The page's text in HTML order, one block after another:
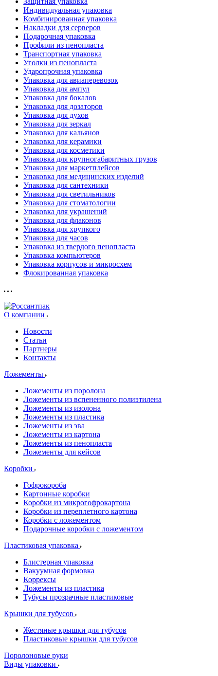
Индивидуальная упаковка
Комбинированная упаковка
Накладки для серверов
Подарочная упаковка
Профили из пенопласта
Транспортная упаковка
Уголки из пенопласта
Ударопрочная упаковка
Упаковка для авиаперевозок
Упаковка для ампул
Упаковка для бокалов
Упаковка для дозаторов
Упаковка для духов
Упаковка для зеркал
Упаковка для кальянов
Упаковка для керамики
Упаковка для косметики
Упаковка для крупногабаритных грузов
Упаковка для маркетплейсов
Упаковка для медицинских изделий
Упаковка для сантехники
Упаковка для светильников
Упаковка для стоматологии
Упаковка для украшений
Упаковка для флаконов
Упаковка для хрупкого
Упаковка для часов
Упаковка из твердого пенопласта
Упаковка компьютеров
Упаковка корпусов и микросхем
Флокированная упаковка
О компании
Новости
Статьи
Партнеры
Контакты
Ложементы
Ложементы из поролона
Ложементы из вспененного полиэтилена
Ложементы из изолона
Ложементы из пластика
Ложементы из эва
Ложементы из картона
Ложементы из пенопласта
Ложементы для кейсов
Коробки
Гофрокороба
Картонные коробки
Коробки из микрогофрокартона
Коробки из переплетного картона
Коробки с ложементом
Подарочные коробки с ложементом
Пластиковая упаковка
Блистерная упаковка
Вакуумная формовка
Коррексы
Ложементы из пластика
Тубусы прозрачные пластиковые
Крышки для тубусов
Жестяные крышки для тубусов
Пластиковые крышки для тубусов
Поролоновые руки
Виды упаковки